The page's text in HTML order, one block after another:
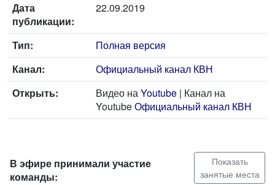
Дата
публикации:
22.09.2019
Тип:
Полная версия
Канал:
Официальный канал КВН
Открыть:
Видео наYoutube | Канал на
YoutubeОфициальный канал КВН
В эфире принимали участие
команды:
Показать
занятые места